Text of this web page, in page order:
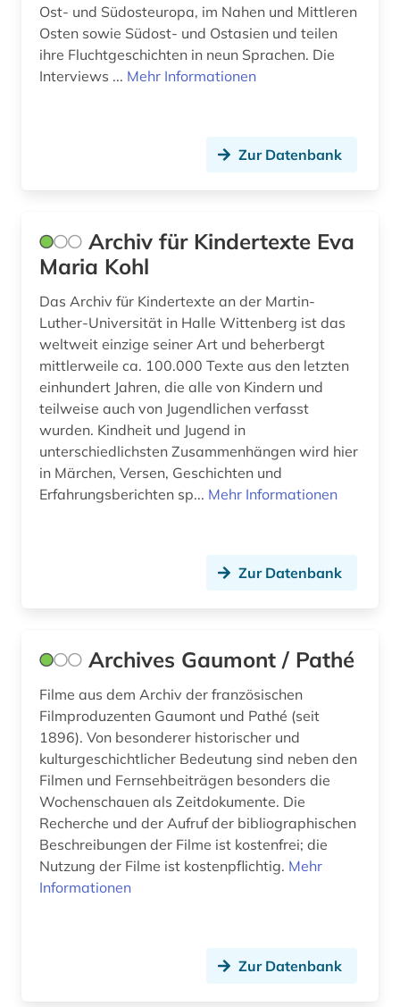
hamburg (1)
handbuch (1)
heroismus (1)
heusden (1)
hispanistik (2)
historische landeskunde (1)
holocaust (1)
humoristische presse (1)
hörbuch (1)
hörfunk (1)
iberoromanistik (1)
indologie (1)
industriefilm (1)
ingmar (1)
inhalt (1)
Ost- und Südosteuropa, im Nahen und Mittleren
Osten sowie Südost- und Ostasien und teilen
ihre Fluchtgeschichten in neun Sprachen. Die
Interviews ... Mehr Informationen
Zur Datenbank
Archiv für Kindertexte Eva
Maria Kohl
Das Archiv für Kindertexte an der Martin-
Luther-Universität in Halle Wittenberg ist das
weltweit einzige seiner Art und beherbergt
mittlerweile ca. 100.000 Texte aus den letzten
einhundert Jahren, die alle von Kindern und
teilweise auch von Jugendlichen verfasst
wurden. Kindheit und Jugend in
unterschiedlichsten Zusammenhängen wird hier
in Märchen, Versen, Geschichten und
Erfahrungsberichten sp... Mehr Informationen
Zur Datenbank
Archives Gaumont / Pathé
Filme aus dem Archiv der französischen
Filmproduzenten Gaumont und Pathé (seit
1896). Von besonderer historischer und
kulturgeschichtlicher Bedeutung sind neben den
Filmen und Fernsehbeiträgen besonders die
Wochenschauen als Zeitdokumente. Die
Recherche und der Aufruf der bibliographischen
Beschreibungen der Filme ist kostenfrei; die
Nutzung der Filme ist kostenpflichtig. Mehr
Informationen
Zur Datenbank